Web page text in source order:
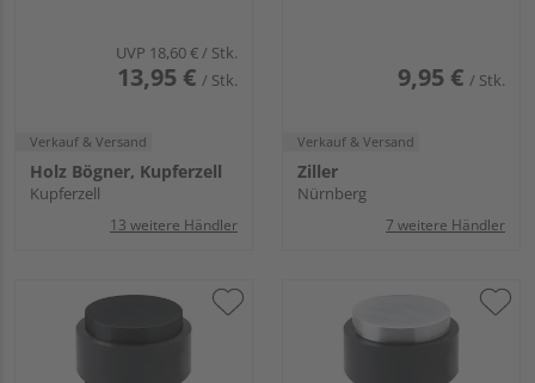
UVP 18,60 €/ Stk.
13,95 € / Stk.
Verkauf & Versand
Holz Bögner, Kupferzell
Kupferzell
13 weitere Händler
9,95 € / Stk.
Verkauf & Versand
Ziller
Nürnberg
7 weitere Händler